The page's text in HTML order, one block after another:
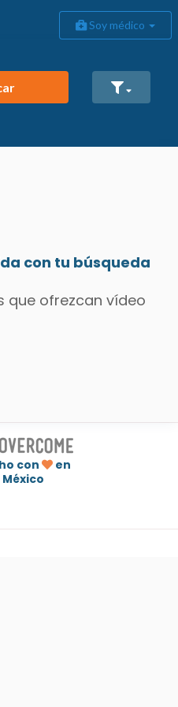
Soy médico
con tu búsqueda
que ofrezcan vídeo
con
en
México